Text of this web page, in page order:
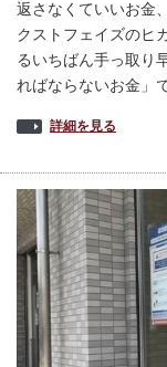
返さなくていいお金
クストフェイズのヒ
るいちばん手っ取り
ればならないお金」
詳細を見る